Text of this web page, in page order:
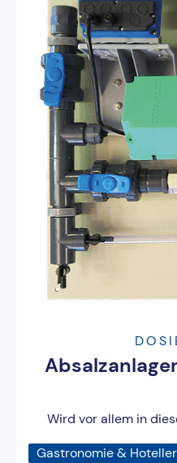
Wird vor allem in
Gastronomie &